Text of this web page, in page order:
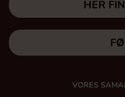
HER
VORES